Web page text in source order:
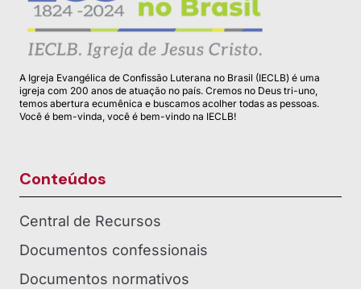
A Igreja Evangélica de Confissão Luterana no Brasil (IECLB) é uma
igreja com 200 anos de atuação no país. Cremos no Deus tri-uno,
temos abertura ecumênica e buscamos acolher todas as pessoas.
Você é bem-vinda, você é bem-vindo na IECLB!
Conteúdos
Central de Recursos
Documentos confessionais
Documentos normativos